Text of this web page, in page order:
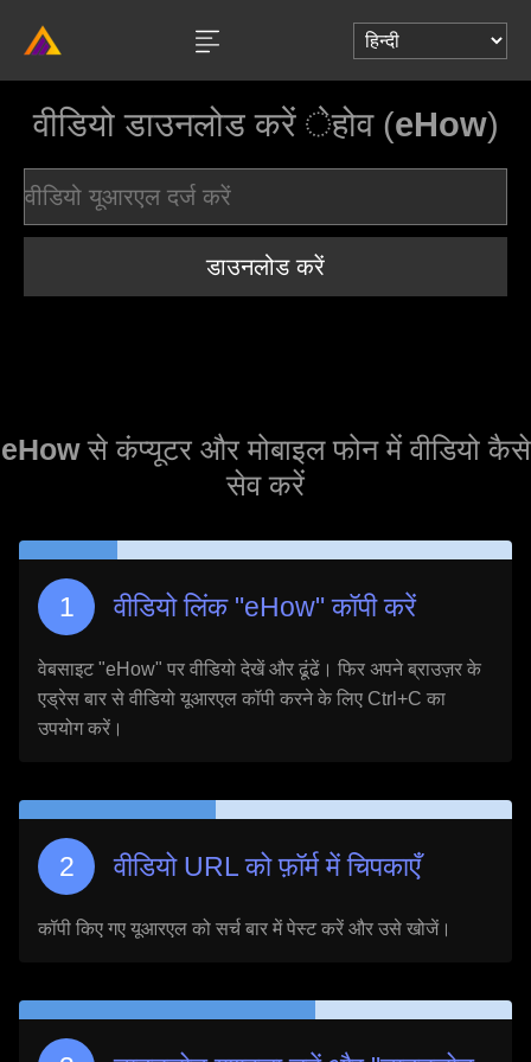
वीडियो डाउनलोड करें ेहोव (eHow)
डाउनलोड करें
eHowसे कंप्यूटर और मोबाइल फोन में वीडियो कैसे
सेव करें
वीडियो लिंक "eHow" कॉपी करें
वेबसाइट "eHow" पर वीडियो देखें और ढूंढें। फिर अपने ब्राउज़र के
एड्रेस बार से वीडियो यूआरएल कॉपी करने के लिए Ctrl+C का
उपयोग करें।
वीडियो URL को फ़ॉर्म में चिपकाएँ
कॉपी किए गए यूआरएल को सर्च बार में पेस्ट करें और उसे खोजें।